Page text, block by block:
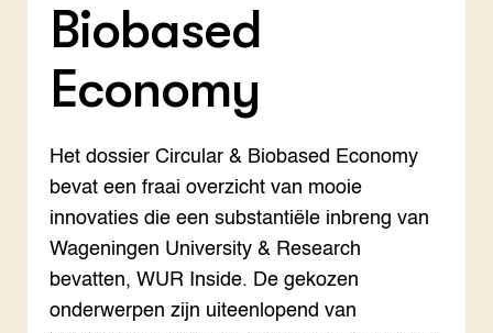
THEMA'S
Page overview 1
ACTUEEL
Nieuws
Biobased
Economy
Het dossier Circular & Biobased Economy
bevat een fraai overzicht van mooie
innovaties die een substantiële inbreng van
Wageningen University & Research
bevatten, WUR Inside. De gekozen
onderwerpen zijn uiteenlopend van